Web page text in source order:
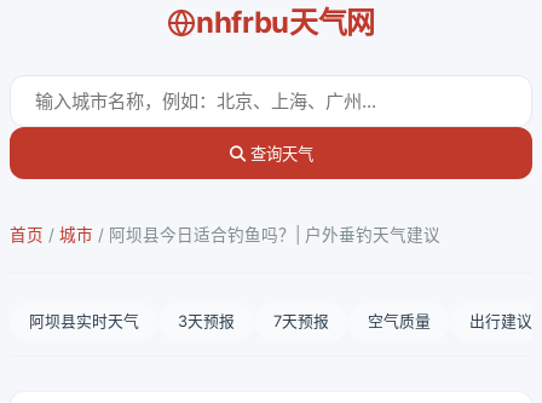
nhfrbu天气网
查询天气
首页 / 城市 / 阿坝县今日适合钓鱼吗？| 户外垂钓天气建议
阿坝县实时天气 3天预报 7天预报 空气质量 出行建议